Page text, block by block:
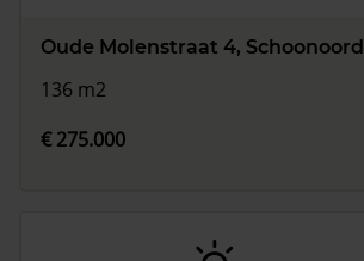
Oude Molenstraat 4, Schoonoord
136 m2
€ 275.000